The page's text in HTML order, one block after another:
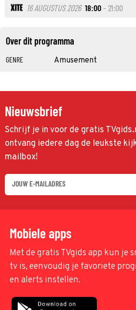
16 AUGUSTUS 2026 18:00- 21:00
Over dit programma
GENRE Amusement
Nieuwsbrief
Schrijf je in voor de gratis
ontvang iedere dag de leukste
mailbox!
Mobiele apps
Met de gratis TVgids app kun je
tv is, eenvoudig je favoriete
en alerts instellen.